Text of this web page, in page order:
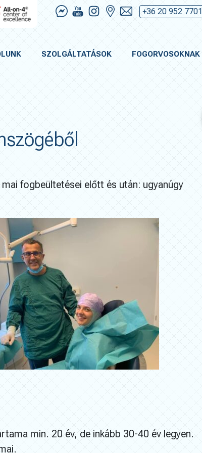
+36 20 952 7701
SZOLGÁLTATÁSOK FOGORVOSOKNAK
fogbeültetései előtt és után: ugyanúgy
min. 20 év, de inkább 30-40 év legyen.